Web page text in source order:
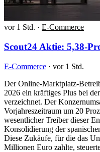
vor 1 Std. · E-Commerce
Scout24 Aktie: 5,38-
E-Commerce · vor 1 Std.
Der Online-Marktplatz-
2026 ein kräftiges Plus bei
verzeichnet. Der
Vorjahreszeitraum um 20
wesentlicher Treiber dieser
Konsolidierung der
Diese Zukäufe, für die das
Millionen Euro zahlte,